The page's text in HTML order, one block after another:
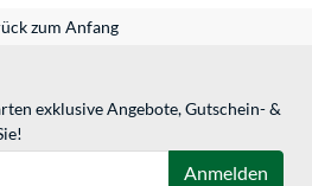
zum Anfang
exklusive Angebote, Gutschein- &
Anmelden